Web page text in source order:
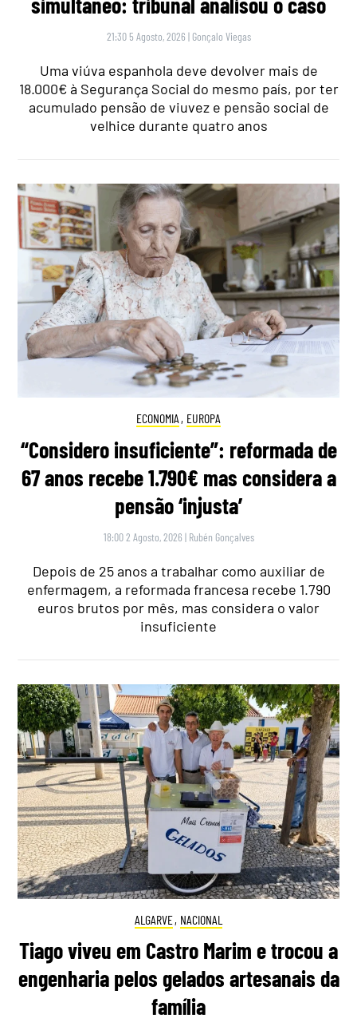
21:30 5 Agosto, 2026 | Gonçalo Viegas
Uma viúva espanhola deve devolver mais de
18.000€ à Segurança Social do mesmo país, por ter
acumulado pensão de viuvez e pensão social de
velhice durante quatro anos
ECONOMIA , EUROPA
“Considero insuficiente”: reformada de
67 anos recebe 1.790€ mas considera a
pensão ‘injusta’
18:00 2 Agosto, 2026 | Rubén Gonçalves
Depois de 25 anos a trabalhar como auxiliar de
enfermagem, a reformada francesa recebe 1.790
euros brutos por mês, mas considera o valor
insuficiente
ALGARVE, NACIONAL
Tiago viveu em Castro Marim e trocou a
engenharia pelos gelados artesanais da
família